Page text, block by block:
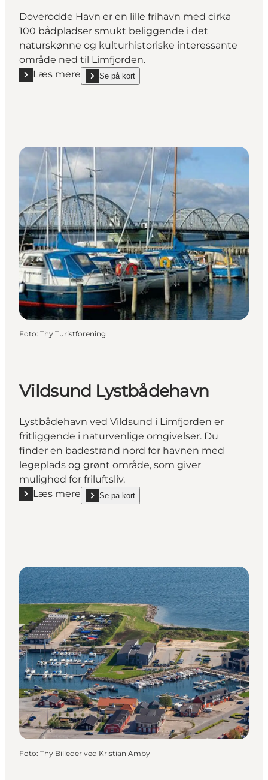
Doverodde Havn er en lille frihavn med cirka
100 bådpladser smukt beliggende i det
naturskønne og kulturhistoriske interessante
område ned til Limfjorden.
Læs mere
Læs mere "Doverodde Lystbådehavn"
Se på kort
show Doverodde Lystbådehavn on_map
Foto: Thy Turistforening
Vildsund Lystbådehavn
Lystbådehavn ved Vildsund i Limfjorden er
fritliggende i naturvenlige omgivelser. Du
finder en badestrand nord for havnen med
legeplads og grønt område, som giver
mulighed for friluftsliv.
Læs mere
Læs mere "Vildsund Lystbådehavn"
Se på kort
show Vildsund Lystbådehavn on_map
Foto: Thy Billeder ved Kristian Amby